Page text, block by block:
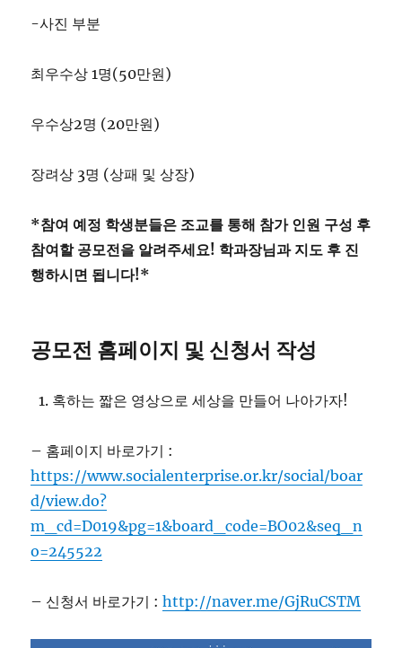
-사진 부분
최우수상 1명(50만원)
우수상2명 (20만원)
장려상 3명 (상패 및 상장)
*참여 예정 학생분들은 조교를 통해 참가 인원 구성 후
참여할 공모전을 알려주세요! 학과장님과 지도 후 진
행하시면 됩니다!*
공모전 홈페이지 및 신청서 작성
혹하는 짧은 영상으로 세상을 만들어 나아가자!
– 홈페이지 바로가기 :
https://www.socialenterprise.or.kr/social/boar
d/view.do?
m_cd=D019&pg=1&board_code=BO02&seq_n
o=245522
– 신청서 바로가기 :http://naver.me/GjRuCSTM